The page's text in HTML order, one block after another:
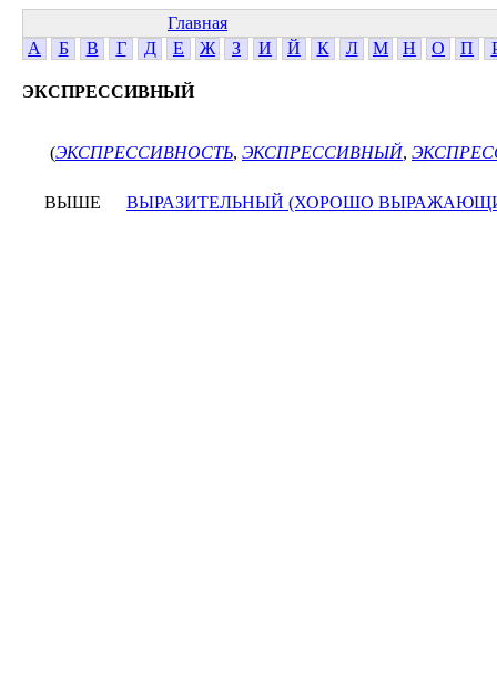
Главная
А
Б В Г Д Е Ж З И Й К Л М Н О П
ЭКСПРЕССИВНЫЙ
(ЭКСПРЕССИВНОСТЬ, ЭКСПРЕССИВНЫЙ,
ВЫШЕ ВЫРАЗИТЕЛЬНЫЙ (ХОРОШО